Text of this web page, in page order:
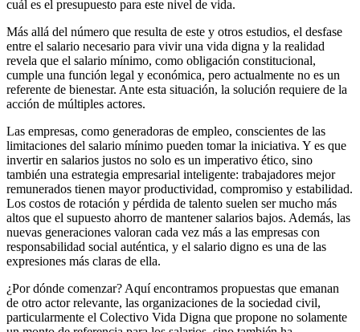
cuál es el presupuesto para este nivel de vida.
Más allá del número que resulta de este y otros estudios, el desfase
entre el salario necesario para vivir una vida digna y la realidad
revela que el salario mínimo, como obligación constitucional,
cumple una función legal y económica, pero actualmente no es un
referente de bienestar. Ante esta situación, la solución requiere de la
acción de múltiples actores.
Las empresas, como generadoras de empleo, conscientes de las
limitaciones del salario mínimo pueden tomar la iniciativa. Y es que
invertir en salarios justos no solo es un imperativo ético, sino
también una estrategia empresarial inteligente: trabajadores mejor
remunerados tienen mayor productividad, compromiso y estabilidad.
Los costos de rotación y pérdida de talento suelen ser mucho más
altos que el supuesto ahorro de mantener salarios bajos. Además, las
nuevas generaciones valoran cada vez más a las empresas con
responsabilidad social auténtica, y el salario digno es una de las
expresiones más claras de ella.
¿Por dónde comenzar? Aquí encontramos propuestas que emanan
de otro actor relevante, las organizaciones de la sociedad civil,
particularmente el Colectivo Vida Digna que propone no solamente